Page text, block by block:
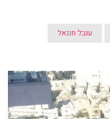
ענבל חננאל